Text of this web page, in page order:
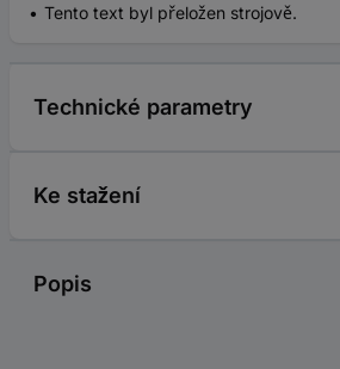
Tento text byl přeložen strojově.
Technické parametry
Ke stažení
Popis